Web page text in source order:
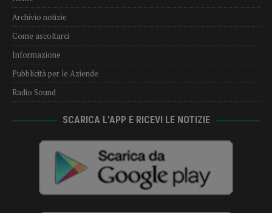
Archivio notizie
Come ascoltarci
Informazione
Pubblicità per le Aziende
Radio Sound
SCARICA L’APP E RICEVI LE NOTIZIE